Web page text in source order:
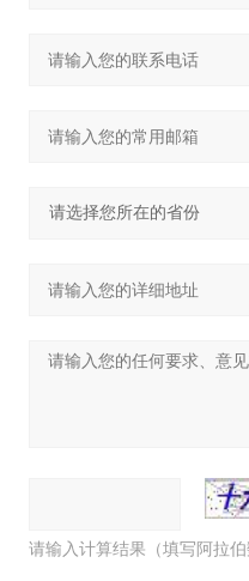
请输入计算结果（填写阿拉